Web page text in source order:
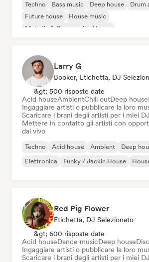
Techno Bass music Deep house
Drum
Future house
House music
Melodic & Progressive House
Larry G
Booker, Etichetta, DJ
&gt; 500 risposte date
Acid houseAmbientChill outDeep house
Ingaggiare artisti o pubblicare la loro
Scaricare i brani degli artisti per i miei
Mettere in contatto gli artisti con
dal vivo
Techno Acid house Ambient Deep
Elettronica
Funky / Jackin House
Red Pig Flower
Etichetta, DJ Selezionato
&gt; 600 risposte date
Acid houseDance musicDeep house
Ingaggiare artisti o pubblicare la loro
Scaricare i brani degli artisti per i miei